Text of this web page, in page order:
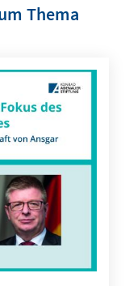
Thema